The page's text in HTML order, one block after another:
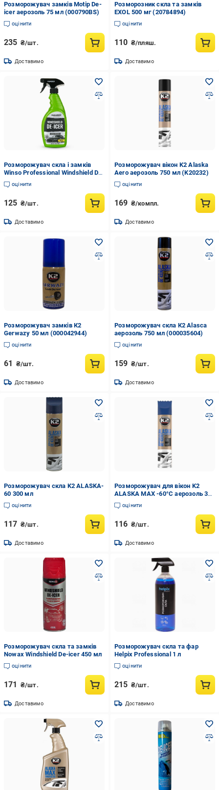
Розморожувач замків Motip De-
icer аерозоль 75 мл (000790BS)
оцінити
235 ₴/шт.
Доставимо
Розморозник скла та замків
EXOL 500 мг (20784894)
оцінити
110 ₴/пляш.
Доставимо
Розморожувач скла і замків
Winso Professional Windshield De-
Icer, 500мл
оцінити
125 ₴/шт.
Доставимо
Розморожувач вікон K2 Alaska
Aero аерозоль 750 мл (K20232)
оцінити
169 ₴/компл.
Доставимо
Розморожувач замків К2
Gerwazy 50 мл (000042944)
оцінити
61 ₴/шт.
Доставимо
Розморожувач скла К2 Alasca
аерозоль 750 мл (000035604)
оцінити
159 ₴/шт.
Доставимо
Розморожувач скла K2 ALASKA-
60 300 мл
оцінити
117 ₴/шт.
Доставимо
Розморожувач для вікон K2
ALASKA MAX -60°C аерозоль 300
мл (18187793)
оцінити
116 ₴/шт.
Доставимо
Розморожувач скла та замків
Nowax Windshield De-icer 450 мл
оцінити
171 ₴/шт.
Доставимо
Розморожувач скла та фар
Helpix Professional 1 л
оцінити
215 ₴/шт.
Доставимо